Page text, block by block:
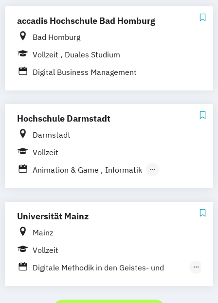
Musikmanagement Sportjournalismus
Event- und Medienmanagement)
Angewandte Medien (Sportjournalismus
und Sportmanagement)
Management und Marketing in Mode
Marken und Medien
accadis Hochschule Bad Homburg
Bad Homburg
Vollzeit
Duales Studium
Digital Business Management
Hochschule Darmstadt
Darmstadt
Vollzeit
Animation & Game
Informatik
Interactive Media Design
Leadership in the Creative Industries
Medienentwicklung
Onlinejournalismus
Universität Mainz
Mainz
Vollzeit
Digitale Methodik in den Geistes- und